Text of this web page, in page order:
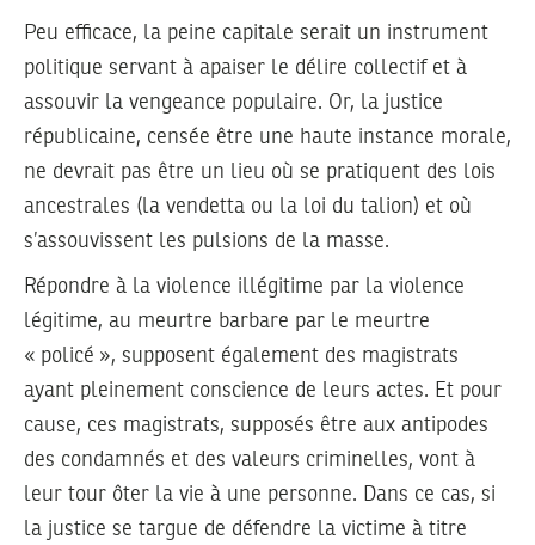
Peu efficace, la peine capitale serait un instrument
politique servant à apaiser le délire collectif et à
assouvir la vengeance populaire. Or, la justice
républicaine, censée être une haute instance morale,
ne devrait pas être un lieu où se pratiquent des lois
ancestrales (la vendetta ou la loi du talion) et où
s’assouvissent les pulsions de la masse.
Répondre à la violence illégitime par la violence
légitime, au meurtre barbare par le meurtre
« policé », supposent également des magistrats
ayant pleinement conscience de leurs actes. Et pour
cause, ces magistrats, supposés être aux antipodes
des condamnés et des valeurs criminelles, vont à
leur tour ôter la vie à une personne. Dans ce cas, si
la justice se targue de défendre la victime à titre